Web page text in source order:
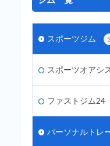
スポーツジム 3
スポーツオアシ
ファストジム24
パーソナルトレ